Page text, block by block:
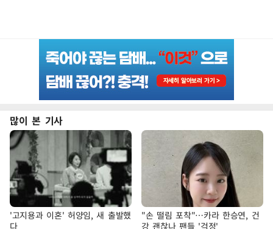
많이 본 기사
'고지용과 이혼' 허양임, 새 출발했
다
"손 떨림 포착"…카라 한승연, 건
강 괜찮나 팬들 '걱정'